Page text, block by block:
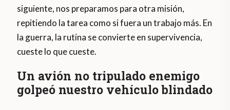
siguiente, nos preparamos para otra misión,
repitiendo la tarea como si fuera un trabajo más. En
la guerra, la rutina se convierte en supervivencia,
cueste lo que cueste.
Un avión no tripulado enemigo
golpeó nuestro vehículo blindado